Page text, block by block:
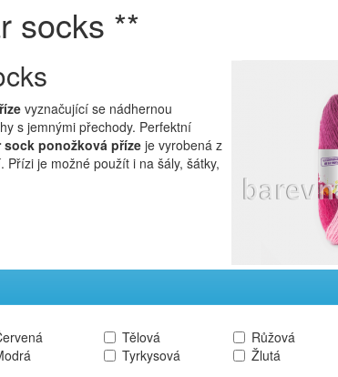
socks **
vyznačující se nádhernou
s jemnými přechody. Perfektní
sockponožková příze je vyrobená z
Přízi je možné použít i na šály, šátky,
Tělová Růžová
Tyrkysová Žlutá